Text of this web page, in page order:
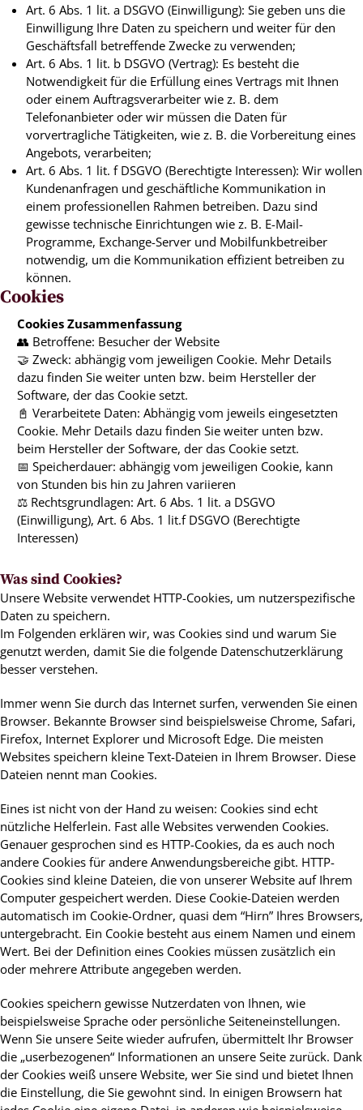
Art. 6 Abs. 1 lit. a DSGVO (Einwilligung): Sie geben uns die
Einwilligung Ihre Daten zu speichern und weiter für den
Geschäftsfall betreffende Zwecke zu verwenden;
Art. 6 Abs. 1 lit. b DSGVO (Vertrag): Es besteht die
Notwendigkeit für die Erfüllung eines Vertrags mit Ihnen
oder einem Auftragsverarbeiter wie z. B. dem
Telefonanbieter oder wir müssen die Daten für
vorvertragliche Tätigkeiten, wie z. B. die Vorbereitung eines
Angebots, verarbeiten;
Art. 6 Abs. 1 lit. f DSGVO (Berechtigte Interessen): Wir wollen
Kundenanfragen und geschäftliche Kommunikation in
einem professionellen Rahmen betreiben. Dazu sind
gewisse technische Einrichtungen wie z. B. E-Mail-
Programme, Exchange-Server und Mobilfunkbetreiber
notwendig, um die Kommunikation effizient betreiben zu
können.
Cookies
Cookies Zusammenfassung
👥 Betroffene: Besucher der Website
🤝 Zweck: abhängig vom jeweiligen Cookie. Mehr Details
dazu finden Sie weiter unten bzw. beim Hersteller der
Software, der das Cookie setzt.
📓 Verarbeitete Daten: Abhängig vom jeweils eingesetzten
Cookie. Mehr Details dazu finden Sie weiter unten bzw.
beim Hersteller der Software, der das Cookie setzt.
📅 Speicherdauer: abhängig vom jeweiligen Cookie, kann
von Stunden bis hin zu Jahren variieren
⚖️ Rechtsgrundlagen: Art. 6 Abs. 1 lit. a DSGVO
(Einwilligung), Art. 6 Abs. 1 lit.f DSGVO (Berechtigte
Interessen)
Was sind Cookies?
Unsere Website verwendet HTTP-Cookies, um nutzerspezifische
Daten zu speichern.
Im Folgenden erklären wir, was Cookies sind und warum Sie
genutzt werden, damit Sie die folgende Datenschutzerklärung
besser verstehen.
Immer wenn Sie durch das Internet surfen, verwenden Sie einen
Browser. Bekannte Browser sind beispielsweise Chrome, Safari,
Firefox, Internet Explorer und Microsoft Edge. Die meisten
Websites speichern kleine Text-Dateien in Ihrem Browser. Diese
Dateien nennt man Cookies.
Eines ist nicht von der Hand zu weisen: Cookies sind echt
nützliche Helferlein. Fast alle Websites verwenden Cookies.
Genauer gesprochen sind es HTTP-Cookies, da es auch noch
andere Cookies für andere Anwendungsbereiche gibt. HTTP-
Cookies sind kleine Dateien, die von unserer Website auf Ihrem
Computer gespeichert werden. Diese Cookie-Dateien werden
automatisch im Cookie-Ordner, quasi dem “Hirn” Ihres Browsers,
untergebracht. Ein Cookie besteht aus einem Namen und einem
Wert. Bei der Definition eines Cookies müssen zusätzlich ein
oder mehrere Attribute angegeben werden.
Cookies speichern gewisse Nutzerdaten von Ihnen, wie
beispielsweise Sprache oder persönliche Seiteneinstellungen.
Wenn Sie unsere Seite wieder aufrufen, übermittelt Ihr Browser
die „userbezogenen“ Informationen an unsere Seite zurück. Dank
der Cookies weiß unsere Website, wer Sie sind und bietet Ihnen
die Einstellung, die Sie gewohnt sind. In einigen Browsern hat